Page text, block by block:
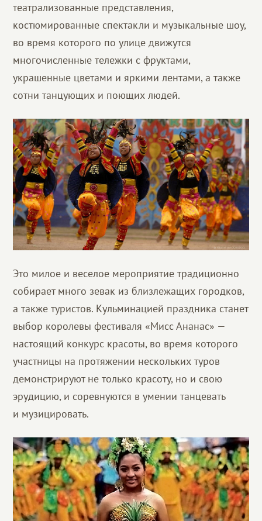
театрализованные представления,
костюмированные спектакли и музыкальные шоу,
во время которого по улице движутся
многочисленные тележки с фруктами,
украшенные цветами и яркими лентами, а также
сотни танцующих и поющих людей.
Это милое и веселое мероприятие традиционно
собирает много зевак из близлежащих городков,
а также туристов. Кульминацией праздника станет
выбор королевы фестиваля «Мисс Ананас» —
настоящий конкурс красоты, во время которого
участницы на протяжении нескольких туров
демонстрируют не только красоту, но и свою
эрудицию, и соревнуются в умении танцевать
и музицировать.